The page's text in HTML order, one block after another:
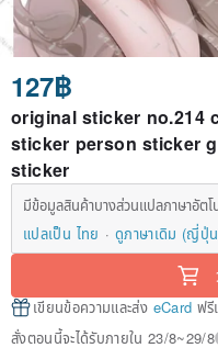
127฿
original sticker no.214
sticker person sticker
sticker
มีข้อมูลสินค้าบางส่วนแปลภาษาอัต
แปลเป็น ไทย
ดูภาษาเดิม (ญี่ปุ่
เขียนข้อความและส่ง eCard ฟรี
สั่งตอนนี้จะได้รับภายใน 23/8~29/8